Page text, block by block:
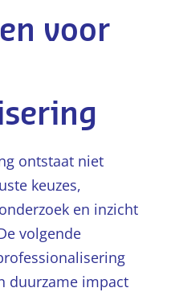
voor
ontstaat niet
keuzes,
en inzicht
volgende
duurzame impact